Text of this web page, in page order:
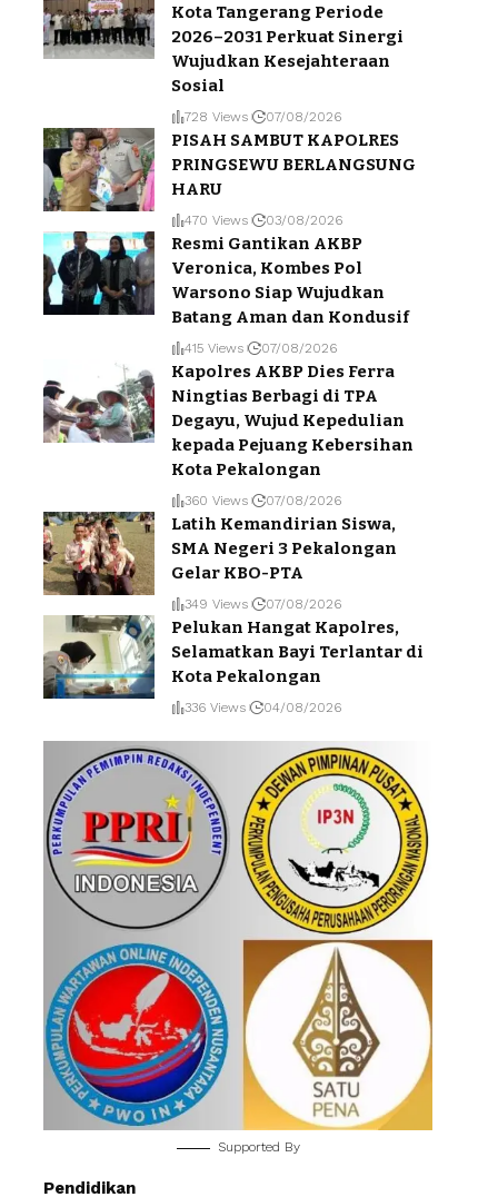
Kota Tangerang Periode
2026–2031 Perkuat Sinergi
Wujudkan Kesejahteraan
Sosial
728 Views 07/08/2026
PISAH SAMBUT KAPOLRES
PRINGSEWU BERLANGSUNG
HARU
470 Views 03/08/2026
Resmi Gantikan AKBP
Veronica, Kombes Pol
Warsono Siap Wujudkan
Batang Aman dan Kondusif
415 Views 07/08/2026
Kapolres AKBP Dies Ferra
Ningtias Berbagi di TPA
Degayu, Wujud Kepedulian
kepada Pejuang Kebersihan
Kota Pekalongan
360 Views 07/08/2026
Latih Kemandirian Siswa,
SMA Negeri 3 Pekalongan
Gelar KBO-PTA
349 Views 07/08/2026
Pelukan Hangat Kapolres,
Selamatkan Bayi Terlantar di
Kota Pekalongan
336 Views 04/08/2026
Supported By
Pendidikan